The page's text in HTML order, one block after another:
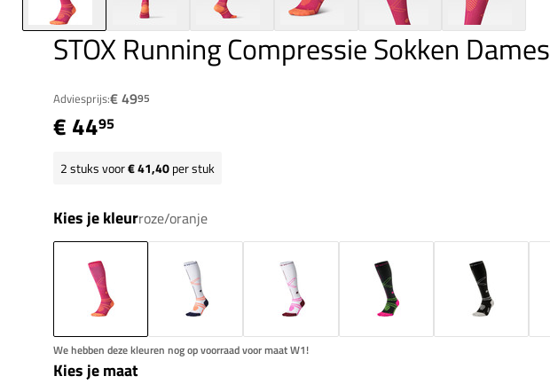
STOX Running Compressie Sokken Dames
Adviesprijs:€ 4995
€ 4495
2stuks voor€ 41,40per stuk
Kies je kleurroze/oranje
We hebben deze kleuren nog op voorraad voor maat W1!
Kies je maat